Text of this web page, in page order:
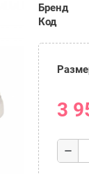
Бренд
Код
3
remove